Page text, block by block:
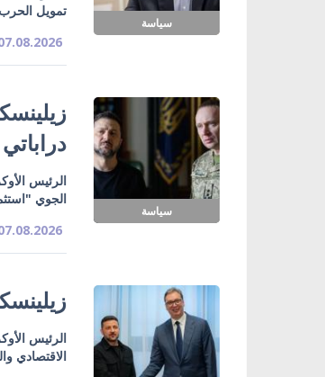
سياسة
تمويل
سياسة
دراباتي
الرئيس
الجوي
الرئيس
الاقتصادي